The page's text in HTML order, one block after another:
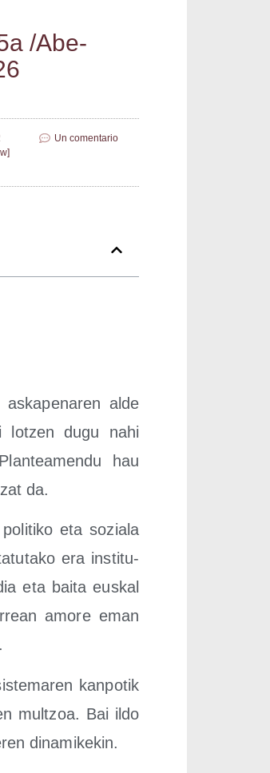
/​Abe­
Un comentario
alde
lotzen dugu nahi
hau
da.
eta sozia­la
era ins­ti­tu­
eta bai­ta eus­kal
amo­re eman
kan­po­tik
mul­tzoa. Bai ildo
dinamikekin.